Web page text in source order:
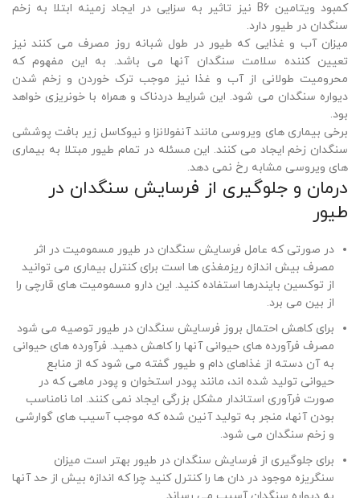
کمبود ویتامین B6 نیز تاثیر به سزایی در ایجاد زمینه ابتلا به زخم
سنگدان در طیور دارد.
میزان آب و غذایی که طیور در طول شبانه روز مصرف می کنند نیز
تعیین کننده سلامت سنگدان آنها می باشد. به این مفهوم که
محرومیت طولانی از آب و غذا نیز موجب ترک خوردن و زخم شدن
دیواره سنگدان می شود. این شرایط دردناک و همراه با خونریزی خواهد
بود.
برخی بیماری های ویروسی مانند آنفولانزا و نیوکاسل زیر بافت پوششی
سنگدان زخم ایجاد می کنند. این مسئله در تمام طیور مبتلا به بیماری
های ویروسی مشابه رخ نمی دهد.
درمان و جلوگیری از فرسایش سنگدان در
طیور
در صورتی که عامل فرسایش سنگدان در طیور مسمومیت در اثر
مصرف بیش اندازه ریزمغذی ها است برای کنترل بیماری می توانید
از توکسین بایندرها استفاده کنید. این دارو مسمومیت های قارچی را
از بین می برد.
برای کاهش احتمال بروز فرسایش سنگدان در طیور توصیه می شود
مصرف فرآورده های حیوانی آنها را کاهش دهید. فرآورده های حیوانی
به آن دسته از غذاهای دام و طیور گفته می شود که از منابع
حیوانی تولید شده اند، مانند پودر استخوان و پودر ماهی که در
صورت فرآوری استاندار مشکل بزرگی ایجاد نمی کنند. اما نامناسب
بودن آنها، منجر به تولید آنین شده که موجب آسیب های گوارشی
و زخم سنگدان می شود.
برای جلوگیری از فرسایش سنگدان در طیور بهتر است میزان
سنگریزه موجود در دان ها را کنترل کنید چرا که اندازه بیش از حد آنها